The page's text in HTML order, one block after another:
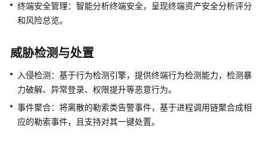
坤
务
什
么
是
华
终端安全管理：智能分析终端安全，呈现终端资产安全分析评分
和风险总览。
威胁检测与处置
入侵检测：基于行为检测引擎，提供终端行为检测能力，检测暴
力破解、异常登录、权限提升等恶意行为。
事件聚合：将离散的勒索类告警事件，基于进程调用链聚合成相
应的勒索事件，且支持对其一键处置。